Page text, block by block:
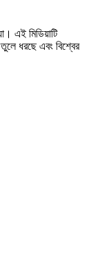
এই মিডিয়াটি
ধরছে এবং বিশ্বের